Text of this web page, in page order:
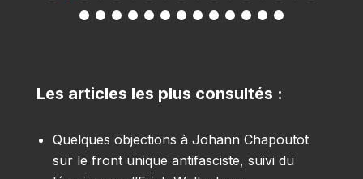
Les articles les plus consultés :
Quelques objections à Johann Chapoutot
sur le front unique antifasciste, suivi du